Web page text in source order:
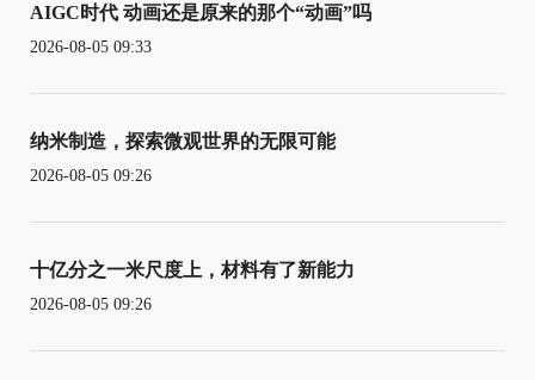
AIGC时代 动画还是原来的那个“动画”吗
2026-08-05 09:33
纳米制造，探索微观世界的无限可能
2026-08-05 09:26
十亿分之一米尺度上，材料有了新能力
2026-08-05 09:26